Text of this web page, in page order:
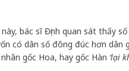
bác sĩ Định quan sát thấy
có dân số đông đúc hơn dân
gốc Hoa, hay gốc Hàn ‘lại